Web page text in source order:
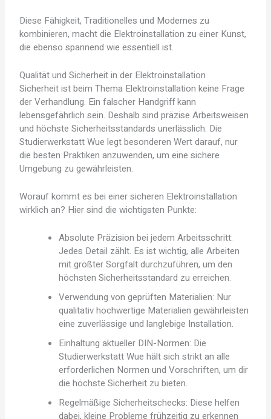
Diese Fähigkeit, Traditionelles und Modernes zu
kombinieren, macht die Elektroinstallation zu einer Kunst,
die ebenso spannend wie essentiell ist.
Qualität und Sicherheit in der Elektroinstallation
Sicherheit ist beim Thema Elektroinstallation keine Frage
der Verhandlung. Ein falscher Handgriff kann
lebensgefährlich sein. Deshalb sind präzise Arbeitsweisen
und höchste Sicherheitsstandards unerlässlich. Die
Studierwerkstatt Wue legt besonderen Wert darauf, nur
die besten Praktiken anzuwenden, um eine sichere
Umgebung zu gewährleisten.
Worauf kommt es bei einer sicheren Elektroinstallation
wirklich an? Hier sind die wichtigsten Punkte:
Absolute Präzision bei jedem Arbeitsschritt:
Jedes Detail zählt. Es ist wichtig, alle Arbeiten
mit größter Sorgfalt durchzuführen, um den
höchsten Sicherheitsstandard zu erreichen.
Verwendung von geprüften Materialien: Nur
qualitativ hochwertige Materialien gewährleisten
eine zuverlässige und langlebige Installation.
Einhaltung aktueller DIN-Normen: Die
Studierwerkstatt Wue hält sich strikt an alle
erforderlichen Normen und Vorschriften, um dir
die höchste Sicherheit zu bieten.
Regelmäßige Sicherheitschecks: Diese helfen
dabei, kleine Probleme frühzeitig zu erkennen